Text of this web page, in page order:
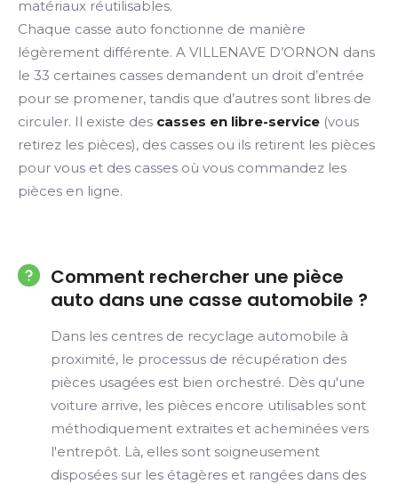
matériaux réutilisables.
Chaque casse auto fonctionne de manière
légèrement différente. A VILLENAVE D’ORNON dans
le 33 certaines casses demandent un droit d’entrée
pour se promener, tandis que d’autres sont libres de
circuler. Il existe des casses en libre-service (vous
retirez les pièces), des casses ou ils retirent les pièces
pour vous et des casses où vous commandez les
pièces en ligne.
Comment rechercher une pièce
auto dans une casse automobile ?
Dans les centres de recyclage automobile à
proximité, le processus de récupération des
pièces usagées est bien orchestré. Dès qu'une
voiture arrive, les pièces encore utilisables sont
méthodiquement extraites et acheminées vers
l'entrepôt. Là, elles sont soigneusement
disposées sur les étagères et rangées dans des